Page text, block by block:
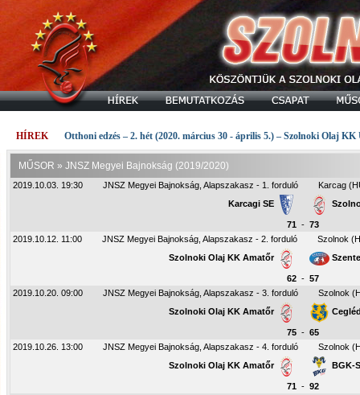
HÍREK Otthoni edzés – 2. hét (2020. március 30 - április 5.) – Szolnoki Olaj KK
MŰSOR » JNSZ Megyei Bajnokság (2019/2020)
2019.10.03. 19:30 JNSZ Megyei Bajnokság, Alapszakasz - 1. forduló
Karcag
Karcagi SE
71 - 73
2019.10.12. 11:00
JNSZ Megyei Bajnokság, Alapszakasz - 2. forduló
Szolnok
Szolnoki Olaj KK Amatőr
62 - 57
2019.10.20. 09:00
JNSZ Megyei Bajnokság, Alapszakasz - 3. forduló
Szolnok
Szolnoki Olaj KK Amatőr
75 - 65
2019.10.26. 13:00
JNSZ Megyei Bajnokság, Alapszakasz - 4. forduló
Szolnok
Szolnoki Olaj KK Amatőr
BGK-
71 - 92